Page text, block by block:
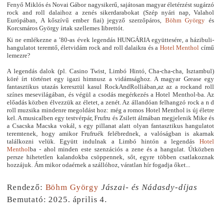
Fenyő Miklós és Novai Gábor nagysikerű, sajátosan magyar életérzést sugárzó
rock and roll dalaihoz a zenés sikerdarabokat (Szép nyári nap, Valahol
Európában, A kőszívű ember fiai) jegyző szerzőpáros, Böhm György és
Korcsmáros György írtak szellemes Iibrettót.
Ki ne emlékezne a ’80-as évek legendás HUNGÁRIA együttesére, a házibuli-
hangulatot teremtő, életvidám rock and roll dalaikra és a Hotel Menthol című
lemezre?
A legendás dalok (pl. Casino Twist, Limbó Hintó, Cha-cha-cha, Isztambul)
köré írt történet egy igazi himnusz a vidámsághoz. A magyar Grease egy
fantasztikus utazás keresztül kasul RockAndRolliában,az az a rockand roll
színes mesevilágában, és végül a csodás megérkezés a Hotel Menthol-ba. Az
előadás közben élvezzük az életet, a zenét. Az állandóan felhangzó rock a n d
roll muzsika mindenre megoldást hoz: még a romos Hotel Menthol is új életre
kel. A musicalben egy testvérpár, Frufru és Zsilett álmában megjelenik Mike és
a Csacska Macska vokál, s egy pillanat alatt olyan fantasztikus hangulatot
teremtenek, hogy amikor Frufruék felébrednek, a valóságban is akarnak
találkozni velük. Együtt indulnak a Limbó hintón a legendás Hotel
Mentholba - ahol minden este szenzációs a zene és a hangulat. Útközben
persze hihetetlen kalandokba csöppennek, sőt, egyre többen csatlakoznak
hozzájuk. Ám mikor odaérnek a szállóhoz, váratlan hír fogadja őket...
Rendező: Böhm György Jászai- és Nádasdy-díjas
Bemutató: 2025. április 4.